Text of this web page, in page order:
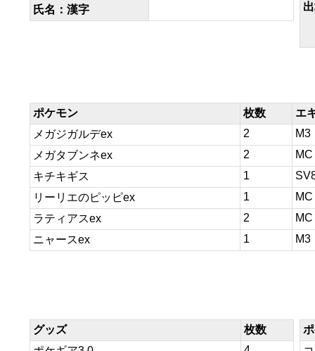
氏名：漢字
ポケモン 枚数
エ
メガジガルデex
2
M3
メガタブンネex
2
MC
キチキギス
1
リーリエのピッピex
1
MC
ラティアスex
2
MC
ニャースex
1 M3
グッズ
枚数